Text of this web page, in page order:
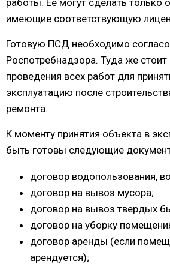
работы. Ее могут сделать только
имеющие соответствующую
Готовую ПСД необходимо
Роспотребнадзора. Туда же стоит
проведения всех работ для
эксплуатацию после
ремонта.
К моменту принятия объекта в
быть готовы следующие
договор водопользования,
договор на вывоз мусора;
договор на вывоз твердых
договор на уборку
договор аренды (если
арендуется);